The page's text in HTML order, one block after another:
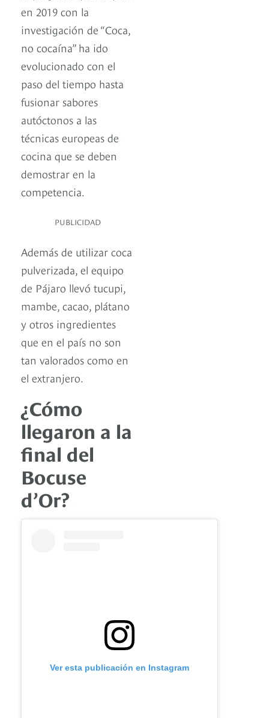
en 2019 con la
investigación de “Coca,
no cocaína” ha ido
evolucionado con el
paso del tiempo hasta
fusionar sabores
autóctonos a las
técnicas europeas de
cocina que se deben
demostrar en la
competencia.
PUBLICIDAD
Además de utilizar coca
pulverizada, el equipo
de Pájaro llevó tucupi,
mambe, cacao, plátano
y otros ingredientes
que en el país no son
tan valorados como en
el extranjero.
¿Cómo
llegaron a la
final del
Bocuse
d’Or?
Ver esta publicación en Instagram